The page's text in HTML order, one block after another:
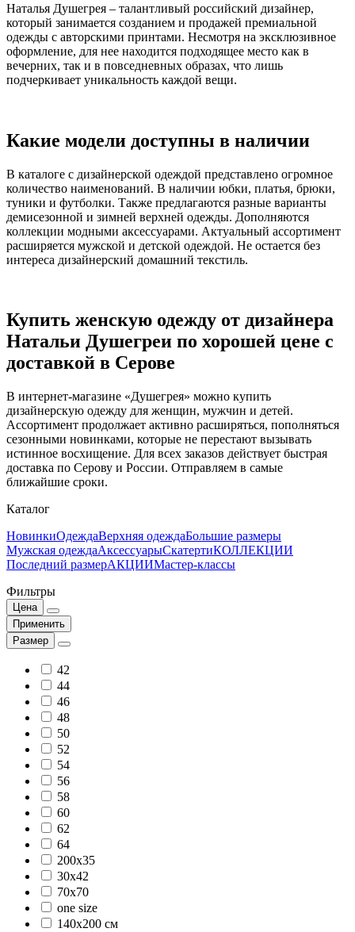
Наталья Душегрея – талантливый российский дизайнер,
который занимается созданием и продажей премиальной
одежды с авторскими принтами. Несмотря на эксклюзивное
оформление, для нее находится подходящее место как в
вечерних, так и в повседневных образах, что лишь
подчеркивает уникальность каждой вещи.
Какие модели доступны в наличии
В каталоге с дизайнерской одеждой представлено огромное
количество наименований. В наличии юбки, платья, брюки,
туники и футболки. Также предлагаются разные варианты
демисезонной и зимней верхней одежды. Дополняются
коллекции модными аксессуарами. Актуальный ассортимент
расширяется мужской и детской одеждой. Не остается без
интереса дизайнерский домашний текстиль.
Купить женскую одежду от дизайнера
Натальи Душегреи по хорошей цене с
доставкой в Серове
В интернет-магазине «Душегрея» можно купить
дизайнерскую одежду для женщин, мужчин и детей.
Ассортимент продолжает активно расширяться, пополняться
сезонными новинками, которые не перестают вызывать
истинное восхищение. Для всех заказов действует быстрая
доставка по Серову и России. Отправляем в самые
ближайшие сроки.
Каталог
НовинкиОдеждаВерхняя одеждаБольшие размеры
Мужская одеждаАксессуарыСкатертиКОЛЛЕКЦИИ
Последний размерАКЦИИМастер-классы
Фильтры
Цена
Применить
Размер
42
44
46
48
50
52
54
56
58
60
62
64
200x35
30х42
70х70
one size
140х200 см